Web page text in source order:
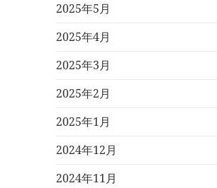
2025年5月
2025年4月
2025年3月
2025年2月
2025年1月
2024年12月
2024年11月